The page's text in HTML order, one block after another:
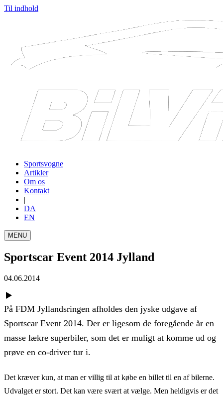
Til indhold
Sportsvogne
Artikler
Om os
Kontakt
|
DA
EN
MENU
Sportscar Event 2014 Jylland
04.06.2014
På FDM Jyllandsringen afholdes den jyske udgave af
Sportscar Event 2014. Der er ligesom de foregående år en
masse lækre superbiler, som det er muligt at komme ud og
prøve en co-driver tur i.
Det kræver kun, at man er villig til at købe en billet til en af bilerne.
Udvalget er stort. Det kan være svært at vælge. Men heldigvis er det